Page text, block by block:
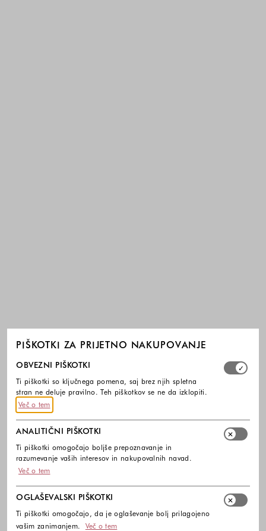
PIŠKOTKI ZA PRIJETNO NAKUPOVANJE
Izberite, katere skupine piškotkov dovolite. Obvezni
OBVEZNI PIŠKOTKI
Ti piškotki so ključnega pomena, saj brez njih spletna
stran ne deluje pravilno. Teh piškotkov se ne da izklopiti.
Več o tem
ANALITIČNI PIŠKOTKI
Ti piškotki omogočajo boljše prepoznavanje in
razumevanje vaših interesov in nakupovalnih navad.
Več o tem
OGLAŠEVALSKI PIŠKOTKI
Ti piškotki omogočajo, da je oglaševanje bolj prilagojeno
vašim zanimanjem.
Več o tem